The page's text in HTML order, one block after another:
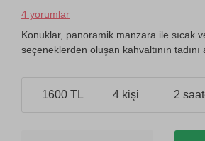
4 yorumlar
Konuklar, panoramik manzara ile sıcak
seçeneklerden oluşan kahvaltının tadını
1600 TL 4 kişi 2